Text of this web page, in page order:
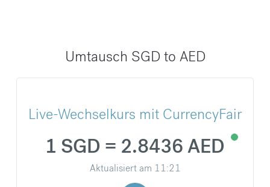
Umtausch SGD to AED
Live-Wechselkurs mit CurrencyFair
1 SGD = 2.8436 AED
Aktualisiert am 11:21